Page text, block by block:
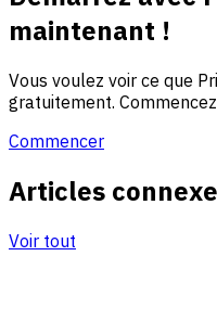
maintenant !
Vous voulez voir ce que
gratuitement.
Commencer
Articles
Voir tout